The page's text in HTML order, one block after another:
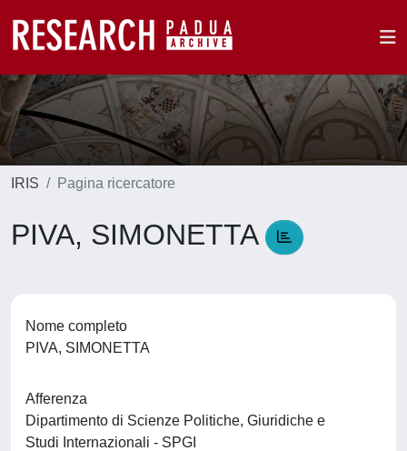
IRIS Pagina ricercatore
PIVA, SIMONETTA
Nome completo
PIVA, SIMONETTA
Afferenza
Dipartimento di Scienze Politiche, Giuridiche e
Studi Internazionali - SPGI